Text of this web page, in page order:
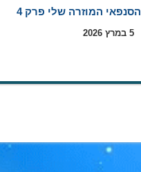
הסנפאי המוזרה שלי פרק 4
5 במרץ 2026